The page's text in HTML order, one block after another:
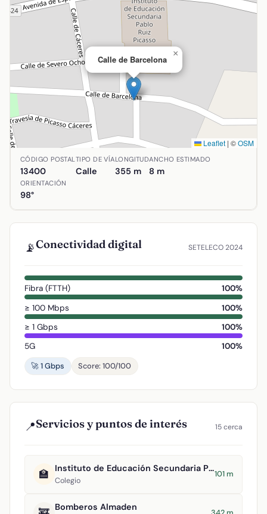
Calle de Barcelona
×
Leaflet | ©OSM
Ubicación de Calle de Barcelona en Almadén, Ciudad
CÓDIGO POSTAL
13400
TIPO DE VÍA
Calle
LONGITUD
355 m
ANCHO ESTIMADO
8 m
ORIENTACIÓN
98°
📡Conectividad digital SETELECO 2024
Fibra (FTTH)
100%
≥ 100 Mbps
100%
≥ 1 Gbps
100%
5G
100%
🚀 1 Gbps
Score: 100/100
📍Servicios y puntos de interés 15 cerca
🏫 Instituto de Educación Secundaria Pablo Ruiz Picasso
Colegio
101 m
Bomberos Almaden